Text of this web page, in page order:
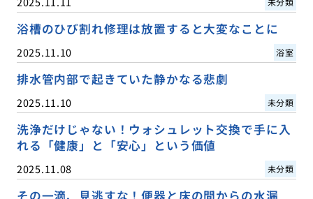
浴槽のひび割れ修理は放置すると大変なことに
2025.11.10 浴室
排水管内部で起きていた静かなる悲劇
2025.11.10 未分類
洗浄だけじゃない！ウォシュレット交換で手に入
れる「健康」と「安心」という価値
2025.11.08 未分類